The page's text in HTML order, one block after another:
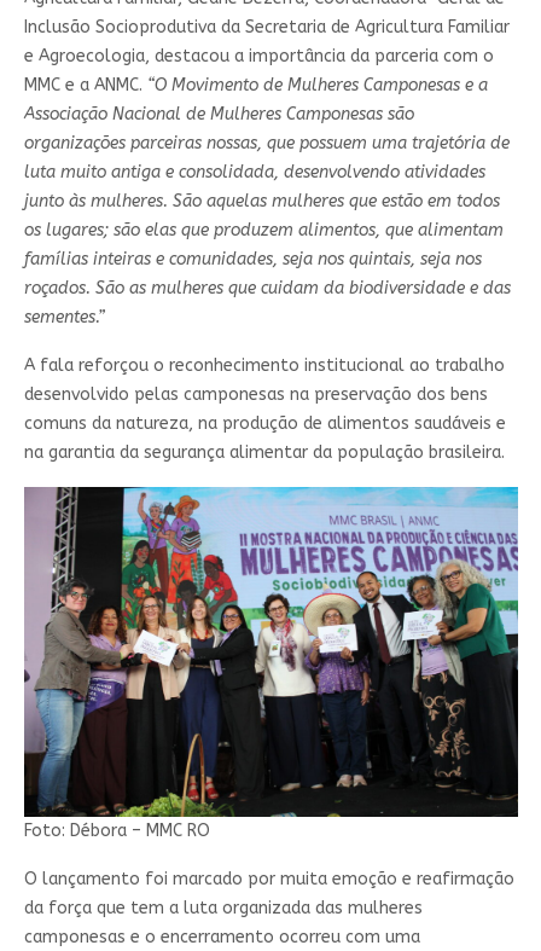
Inclusão Socioprodutiva da Secretaria de Agricultura Familiar
e Agroecologia, destacou a importância da parceria com o
MMC e a ANMC. “O Movimento de Mulheres Camponesas e a
Associação Nacional de Mulheres Camponesas são
organizações parceiras nossas, que possuem uma trajetória de
luta muito antiga e consolidada, desenvolvendo atividades
junto às mulheres. São aquelas mulheres que estão em todos
os lugares; são elas que produzem alimentos, que alimentam
famílias inteiras e comunidades, seja nos quintais, seja nos
roçados. São as mulheres que cuidam da biodiversidade e das
sementes.”
A fala reforçou o reconhecimento institucional ao trabalho
desenvolvido pelas camponesas na preservação dos bens
comuns da natureza, na produção de alimentos saudáveis e
na garantia da segurança alimentar da população brasileira.
Foto: Débora – MMC RO
O lançamento foi marcado por muita emoção e reafirmação
da força que tem a luta organizada das mulheres
camponesas e o encerramento ocorreu com uma